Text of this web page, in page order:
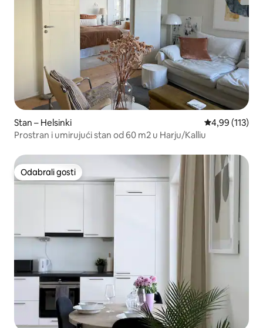
Stan – Helsinki Prosječna
4,99 (113)
Prostran i umirujući stan od 60 m2 u Harju/Kalliu
Odabrali gosti
Odabrali gosti